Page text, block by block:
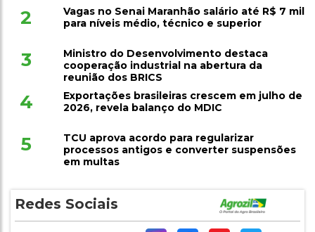
2
Vagas no Senai Maranhão salário até R$ 7 mil
para níveis médio, técnico e superior
3
Ministro do Desenvolvimento destaca
cooperação industrial na abertura da
reunião dos BRICS
4
Exportações brasileiras crescem em julho de
2026, revela balanço do MDIC
5
TCU aprova acordo para regularizar
processos antigos e converter suspensões
em multas
Redes Sociais